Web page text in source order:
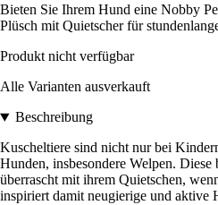
Bieten Sie Ihrem Hund eine Nobby
Plüsch mit Quietscher für
Produkt nicht verfügbar
Alle Varianten ausverkauft
Beschreibung
Kuscheltiere sind nicht nur bei
Hunden, insbesondere Welpen. Diese
überrascht mit ihrem Quietschen,
inspiriert damit neugierige und aktive